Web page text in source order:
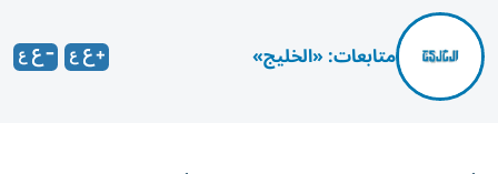
متابعات: «الخليج»
أثار انفجار جزئي في خط غاز طبيعي يمر أسفل ترعة